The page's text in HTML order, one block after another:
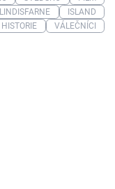
LINDISFARNE
ISLAND
HISTORIE VÁLEČNÍCI